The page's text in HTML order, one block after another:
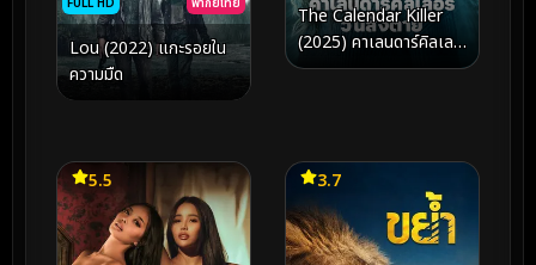
Lou (2022) แกะรอยใน
ความมืด
The Calendar Killer
(2025) คาเลนดาร์คิลเลอ
ร์ วันสั่งตาย
5.5 3.7